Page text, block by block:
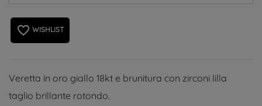
favorite_border WISHLIST
Veretta in oro giallo 18kt e brunitura con zirconi lilla
taglio brillante rotondo.